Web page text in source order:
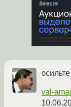
val-